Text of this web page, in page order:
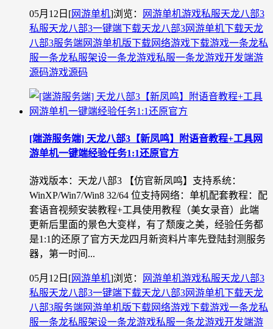
05月12日 [网游单机]浏览： 网游单机游戏私服天龙八部3
私服天龙八部3一键端下载天龙八部3网游单机下载天龙
八部3服务端网游单机版下载网络游戏下载游戏一条龙私
服一条龙私服架设一条龙游戏私服一条龙游戏开发端游
源码游戏源码
[端游服务端] 天龙八部3【新凤鸣】附语音教程+工具网
游单机一键端经验任务1:1还原官方
游戏版本：天龙八部3 【仿官新凤鸣】支持系统：
WinXP/Win7/Win8 32/64 位支持网络：单机配套教程：配
套语音视频安装教程+工具使用教程（美女录音）此端
更新后里面的景色大变样，有了颓废之美，经验任务都
是1:1的还原了官方天龙四月新资料片率先登陆封测服务
器，第一时间...
05月12日 [网游单机]浏览： 网游单机游戏私服天龙八部3
私服天龙八部3一键端下载天龙八部3网游单机下载天龙
八部3服务端网游单机版下载网络游戏下载游戏一条龙私
服一条龙私服架设一条龙游戏私服一条龙游戏开发端游